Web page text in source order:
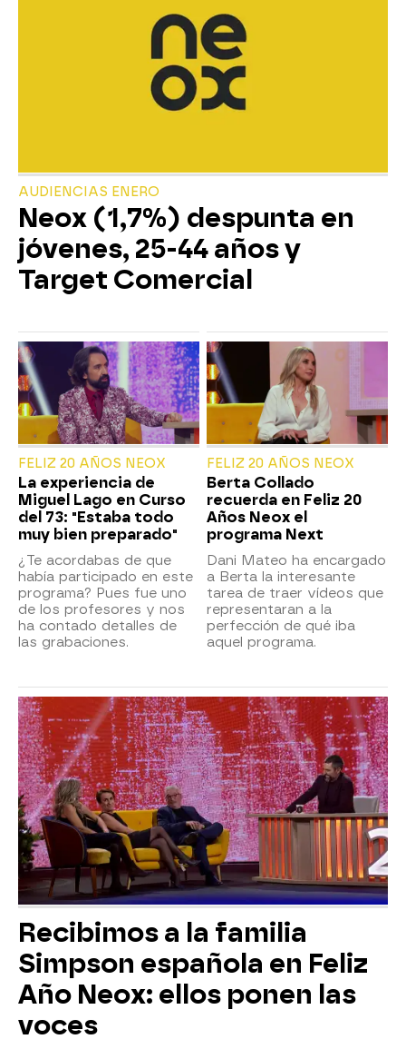
AUDIENCIAS ENERO
Neox (1,7%) despunta en
jóvenes, 25-44 años y
Target Comercial
FELIZ 20 AÑOS NEOX
La experiencia de
Miguel Lago en Curso
del 73: "Estaba todo
muy bien preparado"
¿Te acordabas de que
había participado en este
programa? Pues fue uno
de los profesores y nos
ha contado detalles de
las grabaciones.
FELIZ 20 AÑOS NEOX
Berta Collado
recuerda en Feliz 20
Años Neox el
programa Next
Dani Mateo ha encargado
a Berta la interesante
tarea de traer vídeos que
representaran a la
perfección de qué iba
aquel programa.
Recibimos a la familia
Simpson española en Feliz
Año Neox: ellos ponen las
voces